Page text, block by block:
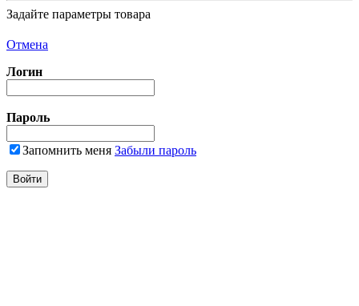
Задайте параметры товара
Отмена
Логин
Пароль
Запомнить меня Забыли пароль